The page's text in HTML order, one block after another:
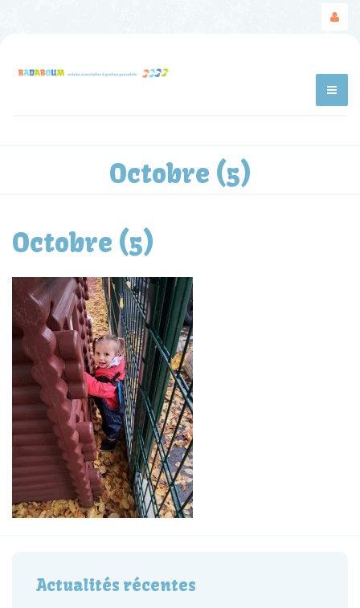
Octobre (5)
Octobre (5)
Actualités récentes